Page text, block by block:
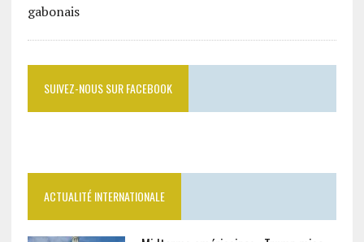
SUIVEZ-NOUS SUR FACEBOOK
ACTUALITÉ INTERNATIONALE